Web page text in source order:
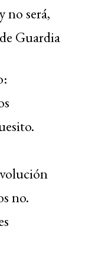
no será,
Guardia
no.